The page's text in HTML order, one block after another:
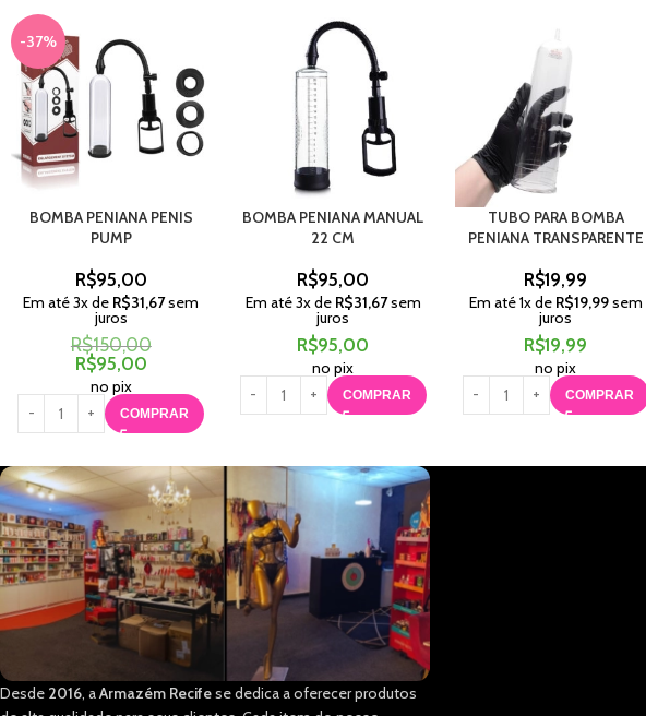
-37%
BOMBA PENIANA PENIS
PUMP
R$95,00
Em até3x de R$31,67sem
juros
R$150,00
R$95,00
no pix
COMPRAR
BOMBA PENIANA MANUAL
22 CM
R$95,00
Em até3x de R$31,67sem
juros
R$95,00
no pix
COMPRAR
TUBO PARA BOMBA
PENIANA TRANSPARENTE
R$19,99
Em até1x de R$19,99sem
juros
R$19,99
no pix
COMPRAR
Desde 2016, aArmazém Recifese dedica a oferecer produtos